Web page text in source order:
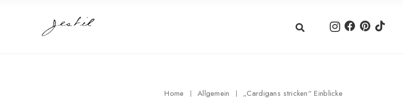
Home Allgemein „Cardigans stricken“ Einblicke